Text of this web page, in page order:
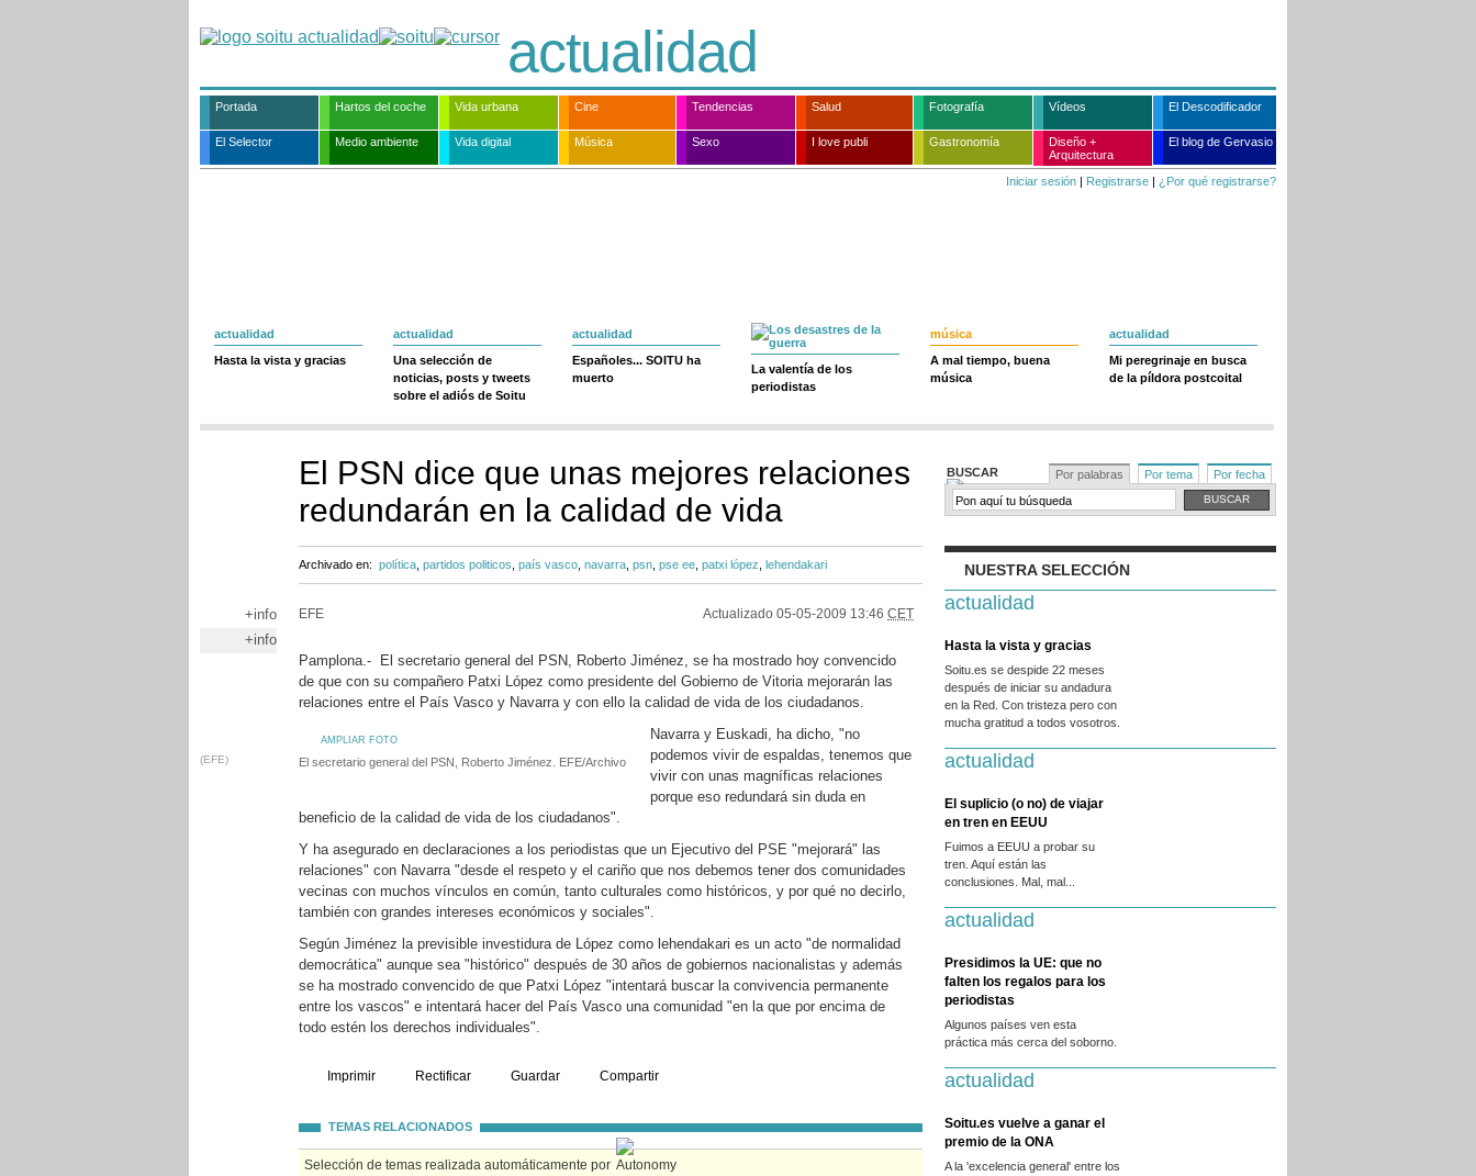
actualidad
Portada Hartos del coche Vida urbana Cine Tendencias Salud Fotografía Vídeos El Descodificador
El Selector Medio ambiente Vida digital Música Sexo I love publi Gastronomía
Diseño +
Arquitectura
El blog de Gervasio
Iniciar sesión | Registrarse | ¿Por qué registrarse?
actualidad
Hasta la vista y gracias
actualidad
Una selección de
noticias, posts y tweets
sobre el adiós de Soitu
actualidad
Españoles... SOITU ha
muerto
La valentía de los
periodistas
música
A mal tiempo, buena
música
actualidad
Mi peregrinaje en busca
de la píldora postcoital
El PSN dice que unas mejores relaciones
redundarán en la calidad de vida
Archivado en: política partidos politicos país vasco navarra psn pse ee patxi lópez lehendakari
+info
+info
EFE Actualizado 05-05-2009 13:46 CET
Pamplona.- El secretario general del PSN, Roberto Jiménez, se ha mostrado hoy convencido
de que con su compañero Patxi López como presidente del Gobierno de Vitoria mejorarán las
relaciones entre el País Vasco y Navarra y con ello la calidad de vida de los ciudadanos.
AMPLIAR FOTO
(EFE) El secretario general del PSN, Roberto Jiménez. EFE/Archivo
Navarra y Euskadi, ha dicho, "no
podemos vivir de espaldas, tenemos que
vivir con unas magníficas relaciones
porque eso redundará sin duda en
beneficio de la calidad de vida de los ciudadanos".
Y ha asegurado en declaraciones a los periodistas que un Ejecutivo del PSE "mejorará" las
relaciones" con Navarra "desde el respeto y el cariño que nos debemos tener dos comunidades
vecinas con muchos vínculos en común, tanto culturales como históricos, y por qué no decirlo,
también con grandes intereses económicos y sociales".
Según Jiménez la previsible investidura de López como lehendakari es un acto "de normalidad
democrática" aunque sea "histórico" después de 30 años de gobiernos nacionalistas y además
se ha mostrado convencido de que Patxi López "intentará buscar la convivencia permanente
entre los vascos" e intentará hacer del País Vasco una comunidad "en la que por encima de
todo estén los derechos individuales".
Imprimir Rectificar Guardar Compartir
TEMAS RELACIONADOS
Selección de temas realizada automáticamente por
BUSCAR Por palabras Por tema Por fecha
NUESTRA SELECCIÓN
actualidad
Hasta la vista y gracias
Soitu.es se despide 22 meses
después de iniciar su andadura
en la Red. Con tristeza pero con
mucha gratitud a todos vosotros.
actualidad
El suplicio (o no) de viajar
en tren en EEUU
Fuimos a EEUU a probar su
tren. Aquí están las
conclusiones. Mal, mal...
actualidad
Presidimos la UE: que no
falten los regalos para los
periodistas
Algunos países ven esta
práctica más cerca del soborno.
actualidad
Soitu.es vuelve a ganar el
premio de la ONA
A la 'excelencia general' entre los